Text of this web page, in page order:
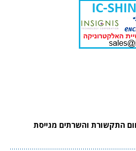
התקשורת והשרתים מגייסת